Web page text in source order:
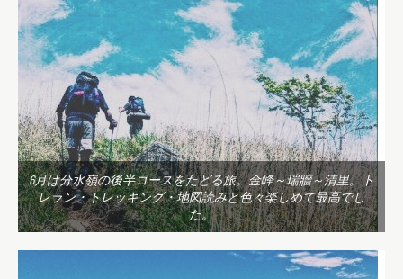
6月は分水嶺の後半コースをたどる旅。金峰～瑞牆～清里。ト
レラン・トレッキング・地図読みと色々楽しめて最高でし
た。